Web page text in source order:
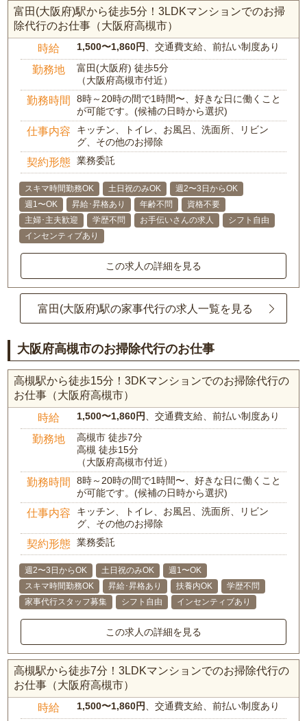
富田(大阪府)駅から徒歩5分！3LDKマンションでのお掃
除代行のお仕事（大阪府高槻市）
時給 1,500〜1,860円、交通費支給、前払い制度あり
勤務地
富田(大阪府) 徒歩5分
（大阪府高槻市付近）
勤務時間
8時～20時の間で1時間〜、好きな日に働くこと
が可能です。(候補の日時から選択)
仕事内容
キッチン、トイレ、お風呂、洗面所、リビン
グ、その他のお掃除
契約形態 業務委託
スキマ時間勤務OK 土日祝のみOK
週2〜3日からOK
週1〜OK
昇給･昇格あり 年齢不問
資格不要
主婦･主夫歓迎
学歴不問 お手伝いさんの求人
シフト自由
インセンティブあり
この求人の詳細を見る
富田(大阪府)駅の家事代行の求人一覧を見る
大阪府高槻市のお掃除代行のお仕事
高槻駅から徒歩15分！3DKマンションでのお掃除代行の
お仕事（大阪府高槻市）
時給 1,500〜1,860円 、交通費支給、前払い制度あり
勤務地
高槻市 徒歩7分
高槻 徒歩15分
（大阪府高槻市付近）
勤務時間
8時～20時の間で1時間〜、好きな日に働くこと
が可能です。(候補の日時から選択)
仕事内容
キッチン、トイレ、お風呂、洗面所、リビン
グ、その他のお掃除
契約形態 業務委託
週2〜3日からOK 土日祝のみOK
週1〜OK
スキマ時間勤務OK
昇給･昇格あり 扶養内OK
学歴不問
家事代行スタッフ募集
シフト自由 インセンティブあり
この求人の詳細を見る
高槻駅から徒歩7分！3LDKマンションでのお掃除代行の
お仕事（大阪府高槻市）
時給 1,500〜1,860円 、交通費支給、前払い制度あり